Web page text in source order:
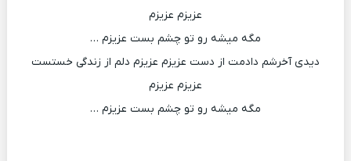
عزیزم عزیزم
مگه میشه رو تو چشم بست عزیزم …
دیدی آخرشم دادمت از دست عزیزم عزیزم دلم از زندگی خستست
عزیزم عزیزم
مگه میشه رو تو چشم بست عزیزم …